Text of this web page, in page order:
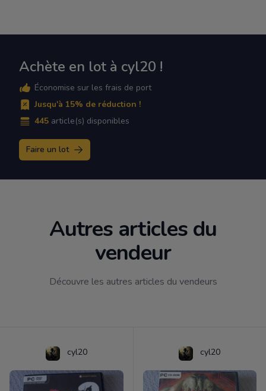
Achète en lot à cyl20 !
Économise sur les frais de port
Jusqu'à 15% de réduction !
445 article(s) disponibles
Faire un lot
Autres articles du
vendeur
Découvre les autres articles du vendeurs
cyl20 cyl20